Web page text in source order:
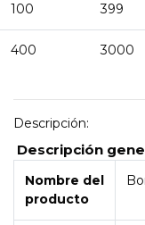
100 399
400 3000
Descripción:
Descripción
Nombre del
producto